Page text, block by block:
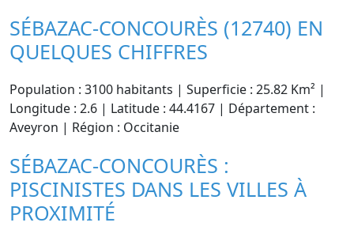
SÉBAZAC-CONCOURÈS (12740) EN
QUELQUES CHIFFRES
Population : 3100 habitants | Superficie : 25.82 Km² |
Longitude : 2.6 | Latitude : 44.4167 | Département :
Aveyron | Région : Occitanie
SÉBAZAC-CONCOURÈS :
PISCINISTES DANS LES VILLES À
PROXIMITÉ